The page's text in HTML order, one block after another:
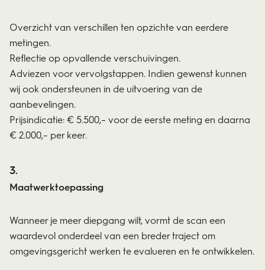
Overzicht van verschillen ten opzichte van eerdere
metingen.
Reflectie op opvallende verschuivingen.
Adviezen voor vervolgstappen. Indien gewenst kunnen
wij ook ondersteunen in de uitvoering van de
aanbevelingen.
Prijsindicatie: € 5.500,– voor de eerste meting en daarna
€ 2.000,– per keer.
Maatwerktoepassing
Wanneer je meer diepgang wilt, vormt de scan een
waardevol onderdeel van een breder traject om
omgevingsgericht werken te evalueren en te ontwikkelen.